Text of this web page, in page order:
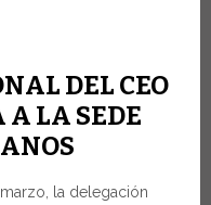
DEL CEO
A LA SEDE
la delegación